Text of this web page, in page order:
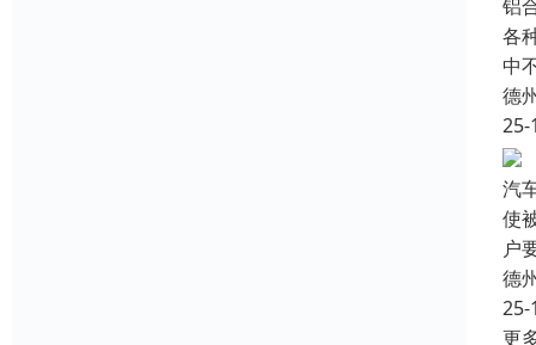
铝
各
中
德
25-
汽
使
户
德
25-
更